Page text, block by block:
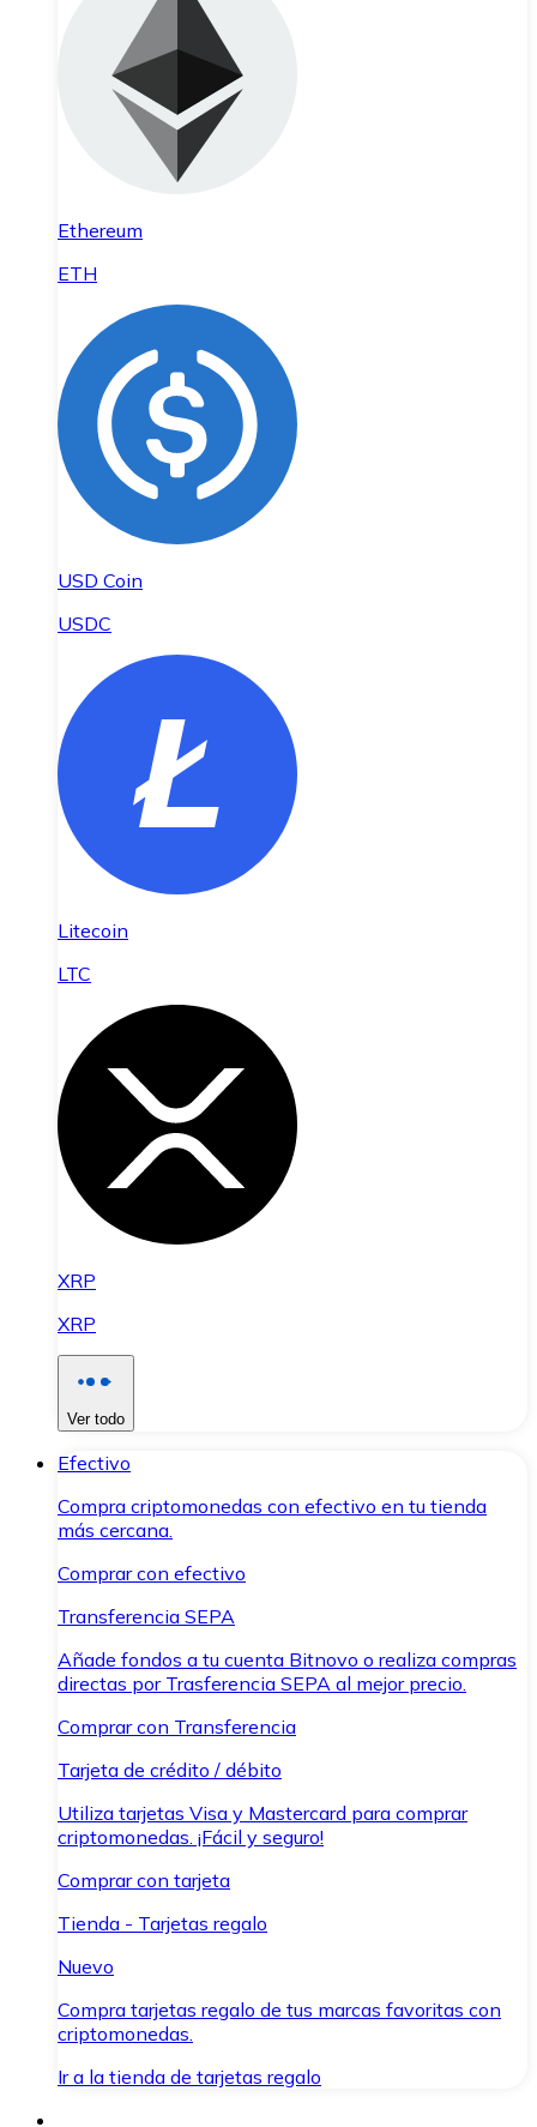
Ethereum
ETH
USD Coin
USDC
Litecoin
LTC
XRP
XRP
Ver todo
Efectivo
Compra criptomonedas con efectivo en tu tienda
más cercana.
Comprar con efectivo
Transferencia SEPA
Añade fondos a tu cuenta Bitnovo o realiza compras
directas por Trasferencia SEPA al mejor precio.
Comprar con Transferencia
Tarjeta de crédito / débito
Utiliza tarjetas Visa y Mastercard para comprar
criptomonedas. ¡Fácil y seguro!
Comprar con tarjeta
Tienda - Tarjetas regalo
Nuevo
Compra tarjetas regalo de tus marcas favoritas con
criptomonedas.
Ir a la tienda de tarjetas regalo